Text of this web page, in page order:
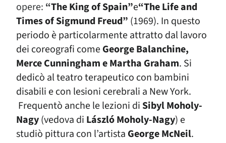
opere: “The King of Spain”e“The Life and
Times of Sigmund Freud” (1969). In questo
periodo è particolarmente attratto dal lavoro
dei coreografi comeGeorge Balanchine,
Merce Cunningham e Martha Graham. Si
dedicò al teatro terapeutico con bambini
disabili e con lesioni cerebrali a New York.
Frequentò anche le lezioni di Sibyl Moholy-
Nagy(vedova di László Moholy-Nagy) e
studiò pittura con l’artista George McNeil.